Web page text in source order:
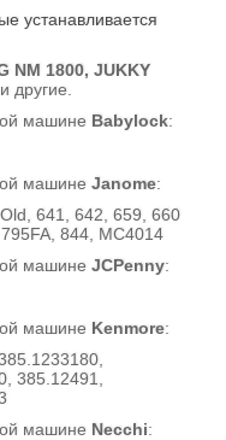
устанавливается
NM 1800, JUKKY
и другие.
машине Babylock:
машине Janome:
641, 642, 659, 660
844, MC4014
машине JCPenny:
машине Kenmore:
385.12491,
машине Necchi: